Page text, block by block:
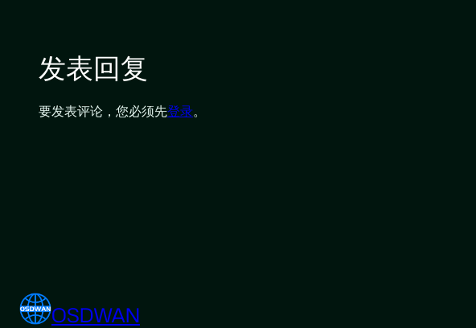
发表回复
要发表评论，您必须先登录。
OSDWAN